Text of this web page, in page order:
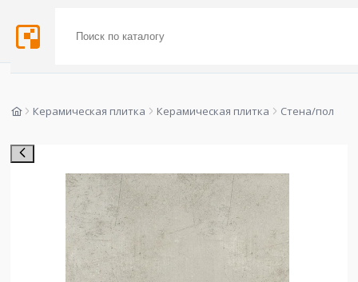
Керамическая плитка Керамическая плитка Стена/пол